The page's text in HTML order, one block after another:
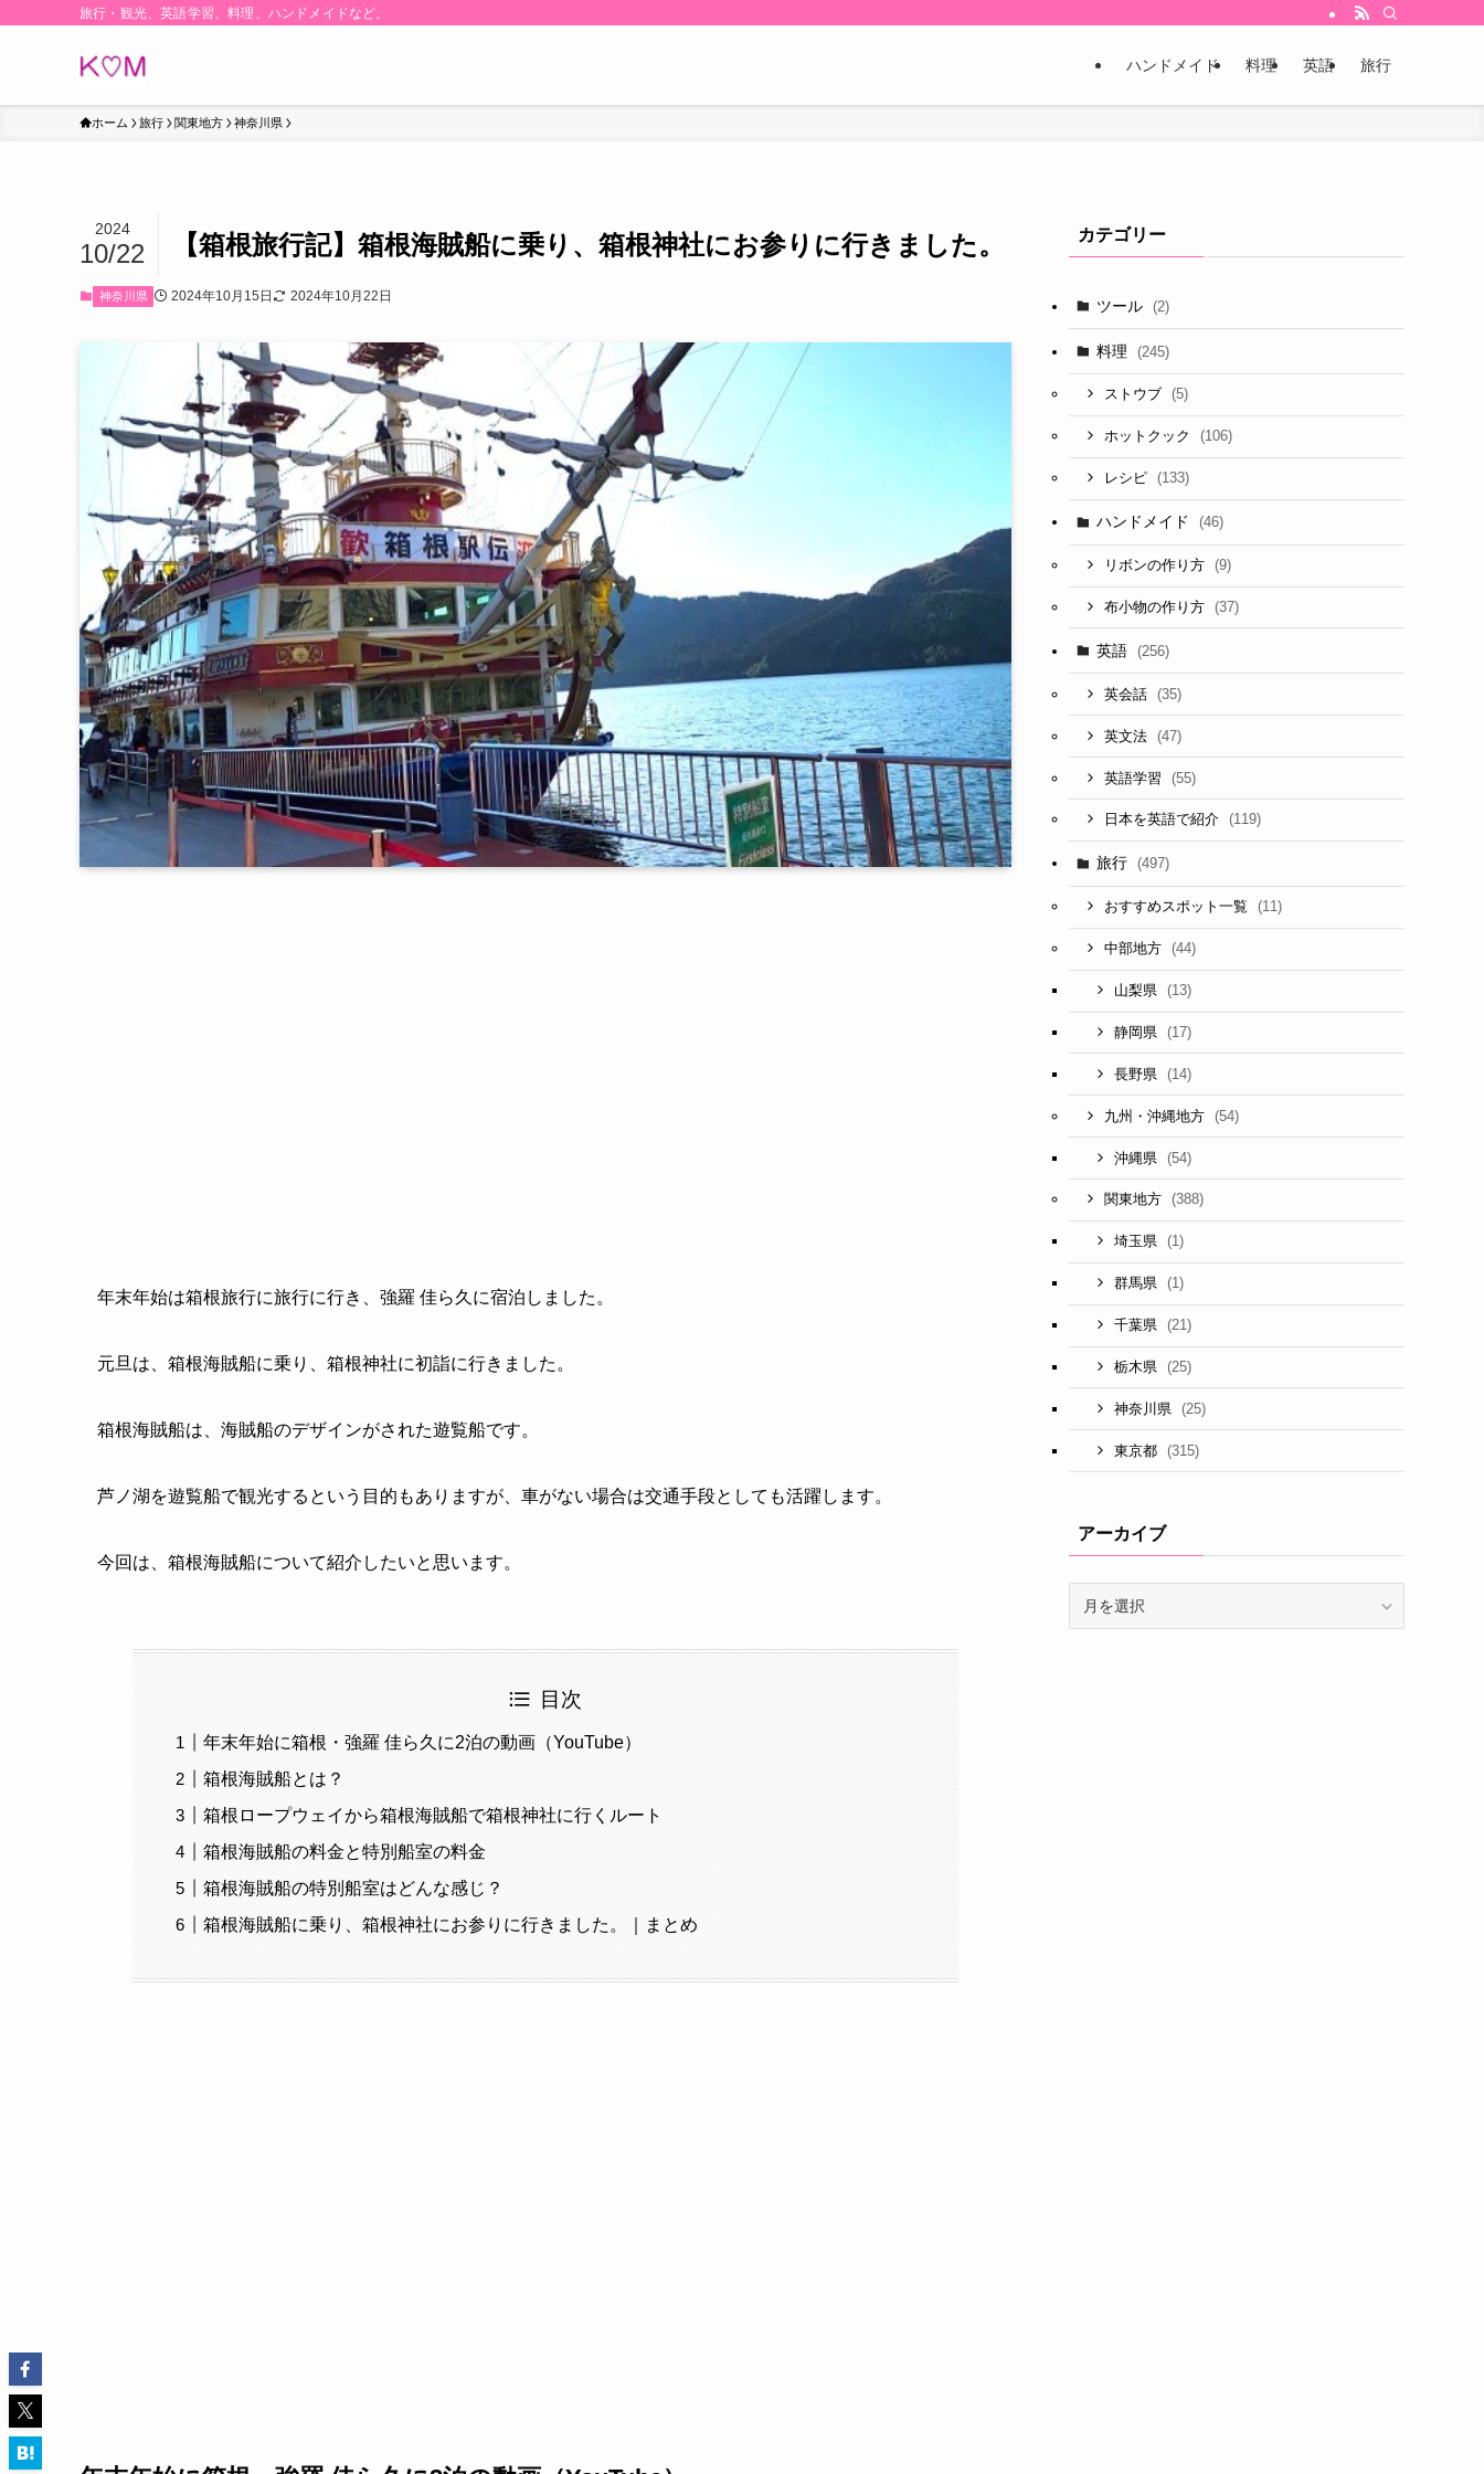
旅行・観光、英語学習、料理、ハンドメイドなど。
ハンドメイド 料理 英語 旅行
ホーム 旅行 関東地方 神奈川県
【箱根旅行記】箱根海賊船に乗り、箱根神社にお参りに行きました。
2024
10/22
神奈川県 2024年10月15日 2024年10月22日
年末年始は箱根旅行に旅行に行き、強羅 佳ら久に宿泊しました。
元旦は、箱根海賊船に乗り、箱根神社に初詣に行きました。
箱根海賊船は、海賊船のデザインがされた遊覧船です。
芦ノ湖を遊覧船で観光するという目的もありますが、車がない場合は交通手段としても活躍します。
今回は、箱根海賊船について紹介したいと思います。
目次
年末年始に箱根・強羅 佳ら久に2泊の動画（YouTube）
箱根海賊船とは？
箱根ロープウェイから箱根海賊船で箱根神社に行くルート
箱根海賊船の料金と特別船室の料金
箱根海賊船の特別船室はどんな感じ？
箱根海賊船に乗り、箱根神社にお参りに行きました。｜まとめ
カテゴリー
ツール (2)
料理 (245)
ストウブ (5)
ホットクック (106)
レシピ (133)
ハンドメイド (46)
リボンの作り方 (9)
布小物の作り方 (37)
英語 (256)
英会話 (35)
英文法 (47)
英語学習 (55)
日本を英語で紹介 (119)
旅行 (497)
おすすめスポット一覧 (11)
中部地方 (44)
山梨県 (13)
静岡県 (17)
長野県 (14)
九州・沖縄地方 (54)
沖縄県 (54)
関東地方 (388)
埼玉県 (1)
群馬県 (1)
千葉県 (21)
栃木県 (25)
神奈川県 (25)
東京都 (315)
アーカイブ